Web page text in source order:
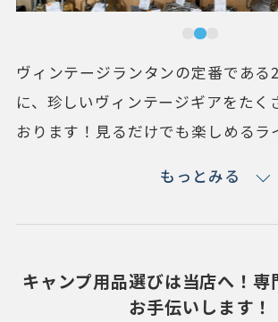
ヴィンテージランタンの定番である
に、珍しいヴィンテージギアをたく
おります！見るだけでも楽しめるラ
会話も楽しめちゃうかも！？
もっとみる
キャンプ用品選びは当店へ！専
お手伝いします！